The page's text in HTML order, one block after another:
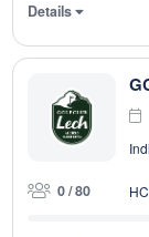
Details
0 / 80